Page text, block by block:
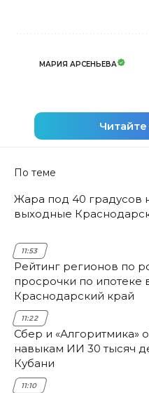
МАРИЯ АРСЕНЬЕВА
По теме
Жара под 40 градусов
выходные
11:53
Рейтинг регионов по
просрочки по ипотеке
Краснодарский край
11:22
Сбер и «Алгоритмика»
навыкам ИИ 30 тысяч
Кубани
11:10